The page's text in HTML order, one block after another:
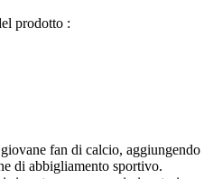
prodotto :
fan di calcio, aggiungendo
di abbigliamento sportivo.